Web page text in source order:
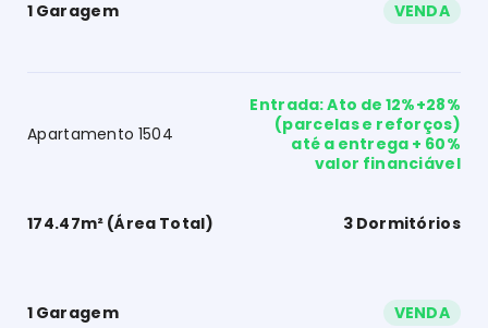
1 Garagem VENDA
Apartamento 1504
174.47m² (Área Total) 3 Dormitórios
1 Garagem
Entrada: Ato de 12%+28%
(parcelas e reforços)
até a entrega + 60%
valor financiável
VENDA